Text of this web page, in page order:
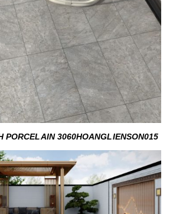
PORCELAIN 3060HOANGLIENSON015